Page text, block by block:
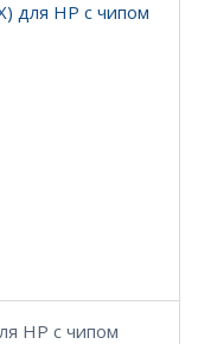
HP с чипом